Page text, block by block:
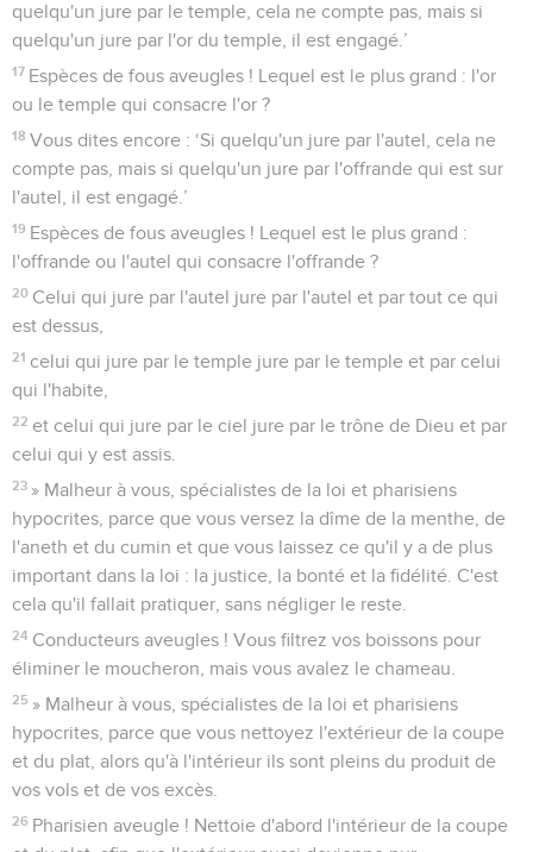
quelqu'un jure par le temple, cela ne compte pas, mais si
quelqu'un jure par l'or du temple, il est engagé.’
17 Espèces de fous aveugles ! Lequel est le plus grand : l'or
ou le temple qui consacre l'or ?
18 Vous dites encore : ‘Si quelqu'un jure par l'autel, cela ne
compte pas, mais si quelqu'un jure par l'offrande qui est sur
l'autel, il est engagé.’
19 Espèces de fous aveugles ! Lequel est le plus grand :
l'offrande ou l'autel qui consacre l'offrande ?
20 Celui qui jure par l'autel jure par l'autel et par tout ce qui
est dessus,
21 celui qui jure par le temple jure par le temple et par celui
qui l'habite,
22 et celui qui jure par le ciel jure par le trône de Dieu et par
celui qui y est assis.
23 » Malheur à vous, spécialistes de la loi et pharisiens
hypocrites, parce que vous versez la dîme de la menthe, de
l'aneth et du cumin et que vous laissez ce qu'il y a de plus
important dans la loi : la justice, la bonté et la fidélité. C'est
cela qu'il fallait pratiquer, sans négliger le reste.
24 Conducteurs aveugles ! Vous filtrez vos boissons pour
éliminer le moucheron, mais vous avalez le chameau.
25 » Malheur à vous, spécialistes de la loi et pharisiens
hypocrites, parce que vous nettoyez l'extérieur de la coupe
et du plat, alors qu'à l'intérieur ils sont pleins du produit de
vos vols et de vos excès.
26 Pharisien aveugle ! Nettoie d'abord l'intérieur de la coupe